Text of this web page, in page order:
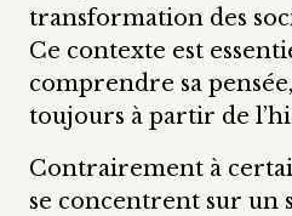
transformation des
Ce contexte est
comprendre sa
toujours à partir de
Contrairement à
se concentrent sur un